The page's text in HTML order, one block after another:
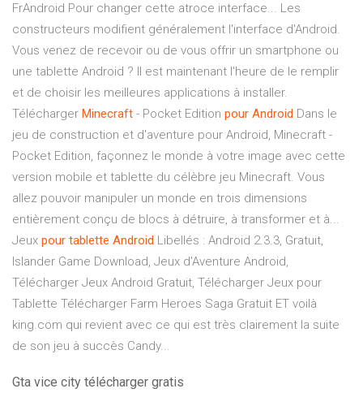
FrAndroid Pour changer cette atroce interface... Les
constructeurs modifient généralement l'interface d'Android.
Vous venez de recevoir ou de vous offrir un smartphone ou
une tablette Android ? Il est maintenant l'heure de le remplir
et de choisir les meilleures applications à installer.
Télécharger Minecraft - Pocket Edition pour Android Dans le
jeu de construction et d'aventure pour Android, Minecraft -
Pocket Edition, façonnez le monde à votre image avec cette
version mobile et tablette du célèbre jeu Minecraft. Vous
allez pouvoir manipuler un monde en trois dimensions
entièrement conçu de blocs à détruire, à transformer et à...
Jeux pour tablette Android Libellés : Android 2.3.3, Gratuit,
Islander Game Download, Jeux d'Aventure Android,
Télécharger Jeux Android Gratuit, Télécharger Jeux pour
Tablette Télécharger Farm Heroes Saga Gratuit ET voilà
king.com qui revient avec ce qui est très clairement la suite
de son jeu à succès Candy...
Gta vice city télécharger gratis